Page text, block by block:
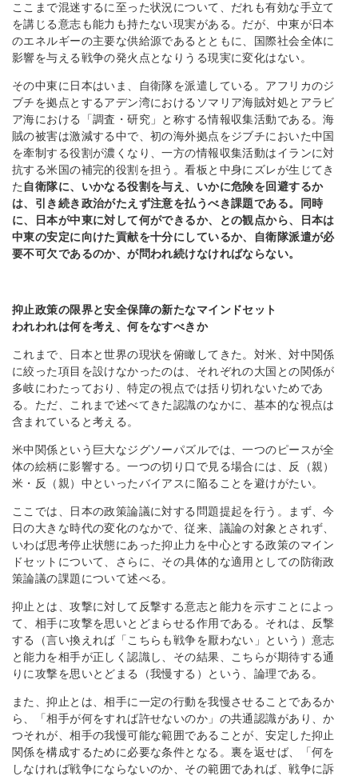
ここまで混迷するに至った状況について、だれも有効な手立て
を講じる意志も能力も持たない現実がある。だが、中東が日本
のエネルギーの主要な供給源であるとともに、国際社会全体に
影響を与える戦争の発火点となりうる現実に変化はない。
その中東に日本はいま、自衛隊を派遣している。アフリカのジ
ブチを拠点とするアデン湾におけるソマリア海賊対処とアラビ
ア海における「調査・研究」と称する情報収集活動である。海
賊の被害は激減する中で、初の海外拠点をジブチにおいた中国
を牽制する役割が濃くなり、一方の情報収集活動はイランに対
抗する米国の補完的役割を担う。看板と中身にズレが生じてき
た 自衛隊に、いかなる役割を与え、いかに危険を回避するか
は、引き続き政治がたえず注意を払うべき課題である。同時
に、日本が中東に対して何ができるか、との観点から、日本は
中東の安定に向けた貢献を十分にしているか、自衛隊派遣が必
要不可欠であるのか、が問われ続けなければならない。
抑止政策の限界と安全保障の新たなマインドセット
われわれは何を考え、何をなすべきか
これまで、日本と世界の現状を俯瞰してきた。対米、対中関係
に絞った項目を設けなかったのは、それぞれの大国との関係が
多岐にわたっており、特定の視点では括り切れないためであ
る。ただ、これまで述べてきた認識のなかに、基本的な視点は
含まれていると考える。
米中関係という巨大なジグソーパズルでは、一つのピースが全
体の絵柄に影響する。一つの切り口で見る場合には、反（親）
米・反（親）中といったバイアスに陥ることを避けがたい。
ここでは、日本の政策論議に対する問題提起を行う。まず、今
日の大きな時代の変化のなかで、従来、議論の対象とされず、
いわば思考停止状態にあった抑止力を中心とする政策のマイン
ドセットについて、さらに、その具体的な適用としての防衛政
策論議の課題について述べる。
抑止とは、攻撃に対して反撃する意志と能力を示すことによっ
て、相手に攻撃を思いとどまらせる作用である。それは、反撃
する（言い換えれば「こちらも戦争を厭わない」という）意志
と能力を相手が正しく認識し、その結果、こちらが期待する通
りに攻撃を思いとどまる（我慢する）という、論理である。
また、抑止とは、相手に一定の行動を我慢させることであるか
ら、「相手が何をすれば許せないのか」の共通認識があり、か
つそれが、相手の我慢可能な範囲であることが、安定した抑止
関係を構成するために必要な条件となる。裏を返せば、「何を
しなければ戦争にならないのか、その範囲であれば、戦争に訴